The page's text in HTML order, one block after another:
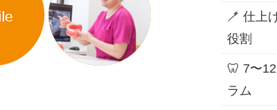
🪥 仕上
役割
🦷 7〜
ラム